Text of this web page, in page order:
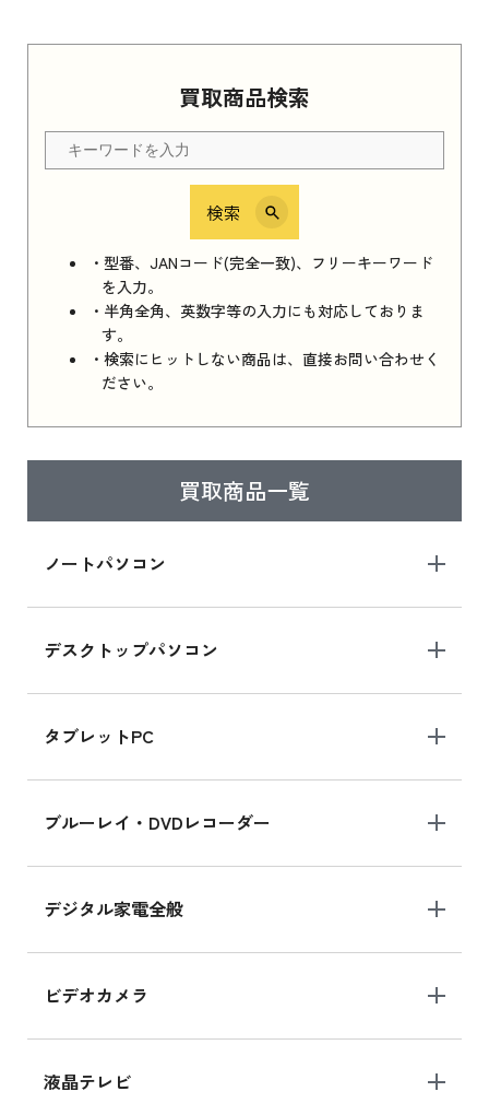
買取商品検索
検索
・型番、JANコード(完全一致)、フリーキーワード
を入力。
・半角全角、英数字等の入力にも対応しておりま
す。
・検索にヒットしない商品は、直接お問い合わせく
ださい。
買取商品一覧
ノートパソコン
デスクトップパソコン
タブレットPC
ブルーレイ・DVDレコーダー
デジタル家電全般
ビデオカメラ
液晶テレビ
Apple Watch Series 11 2025 新品買取価格はこ
ちら
iPhone 16e シリーズ 2025
iPhone 16e シリーズ 2025 新品買取価格はこち
ら
iPad 11インチ 2025年春モデル
はこちら
ら
iPad mini シリーズ 2024
iPad mini 8.3インチ の新品買取価格
iPhone 16 シリーズ
iPhone 16 の新品買取価格
iPad Air 11インチ シリーズ
iPad Air 11インチ の新品買取価格
iPhone 15 128GB シリーズ
iPhone 15 128GB の新品買取価格